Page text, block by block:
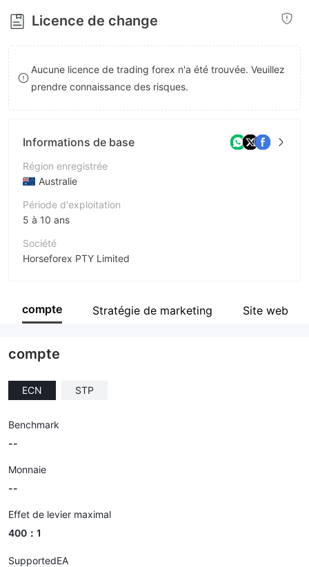
8
9
9
Licence de change
Aucune licence de trading forex n'a été trouvée. Veuillez
prendre connaissance des risques.
Informations de base
Région enregistrée
Australie
Période d'exploitation
5 à 10 ans
Société
Horseforex PTY Limited
Personnel
compte Stratégie de marketing Site web
compte
ECN STP
Benchmark
--
Monnaie
--
Effet de levier maximal
400：1
SupportedEA